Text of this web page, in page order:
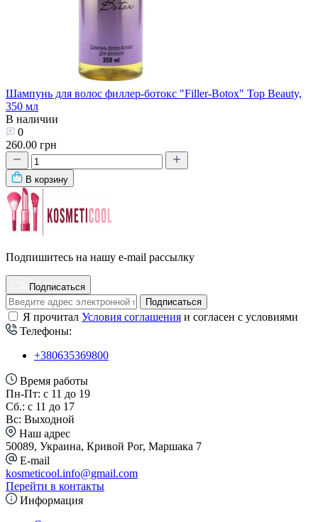
Шампунь для волос филлер-ботокс "Filler-Botox" Top Beauty,
350 мл
В наличии
0
260.00 грн
В корзину
Подпишитесь на нашу e-mail рассылку
Подписаться
Подписаться
Я прочитал Условия соглашения и согласен с условиями
Телефоны:
+380635369800
Время работы
Пн-Пт: с 11 до 19
Сб.: с 11 до 17
Вс: Выходной
Наш адрес
50089, Украина, Кривой Рог, Маршака 7
E-mail
kosmeticool.info@gmail.com
Перейти в контакты
Информация